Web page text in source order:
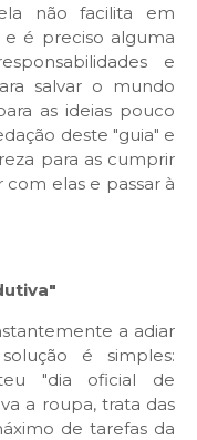
não facilita em
é preciso alguma
e
salvar o mundo
as ideias pouco
deste "guia" e
para as cumprir
elas e passar à
a adiar
é simples:
"dia oficial de
a roupa, trata das
de tarefas da